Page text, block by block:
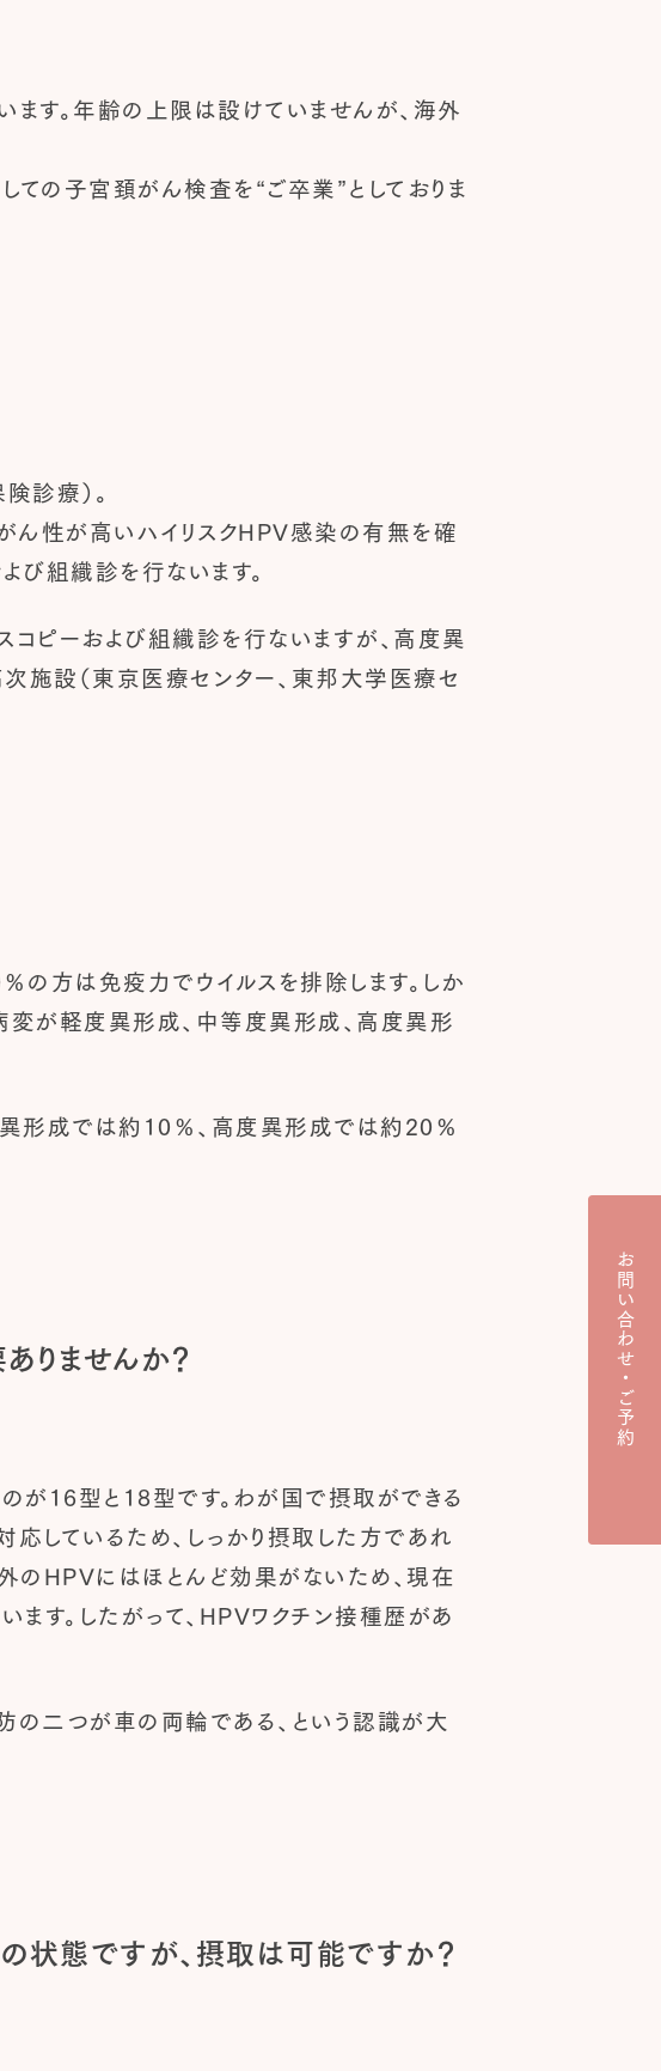
す。年齢の上限は設けていませんが、海外
の子宮頚がん検査を“ご卒業”としておりま
診療）。
ん性が高いハイリスクHPV感染の有無を確
び組織診を行ないます。
ピーおよび組織診を行ないますが、高度異
設（東京医療センター、東邦大学医療セ
の方は免疫力でウイルスを排除します。しか
変が軽度異形成、中等度異形成、高度異形
形成では約10％、高度異形成では約20％
りませんか？
が16型と18型です。わが国で摂取ができる
しているため、しっかり摂取した方であれ
のHPVにはほとんど効果がないため、現在
す。したがって、HPVワクチン接種歴があ
の二つが車の両輪である、という認識が大
状態ですが、摂取は可能ですか？
お問い合わせ・ご予約